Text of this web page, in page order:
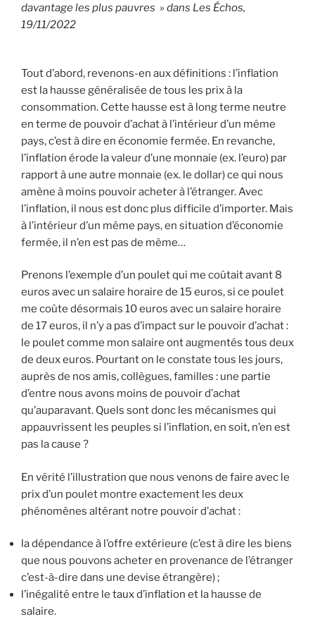
davantage les plus pauvres » dans Les Échos,
19/11/2022
Tout d’abord, revenons-en aux définitions : l’inflation
est la hausse généralisée de tous les prix à la
consommation. Cette hausse est à long terme neutre
en terme de pouvoir d’achat à l’intérieur d’un même
pays, c’est à dire en économie fermée. En revanche,
l’inflation érode la valeur d’une monnaie (ex. l’euro) par
rapport à une autre monnaie (ex. le dollar) ce qui nous
amène à moins pouvoir acheter à l’étranger. Avec
l’inflation, il nous est donc plus difficile d’importer. Mais
à l’intérieur d’un même pays, en situation d’économie
fermée, il n’en est pas de même…
Prenons l’exemple d’un poulet qui me coûtait avant 8
euros avec un salaire horaire de 15 euros, si ce poulet
me coûte désormais 10 euros avec un salaire horaire
de 17 euros, il n’y a pas d’impact sur le pouvoir d’achat :
le poulet comme mon salaire ont augmentés tous deux
de deux euros. Pourtant on le constate tous les jours,
auprès de nos amis, collègues, familles : une partie
d’entre nous avons moins de pouvoir d’achat
qu’auparavant. Quels sont donc les mécanismes qui
appauvrissent les peuples si l’inflation, en soit, n’en est
pas la cause ?
En vérité l’illustration que nous venons de faire avec le
prix d’un poulet montre exactement les deux
phénomènes altérant notre pouvoir d’achat :
la dépendance à l’offre extérieure (c’est à dire les biens
que nous pouvons acheter en provenance de l’étranger
c’est-à-dire dans une devise étrangère) ;
l’inégalité entre le taux d’inflation et la hausse de
salaire.